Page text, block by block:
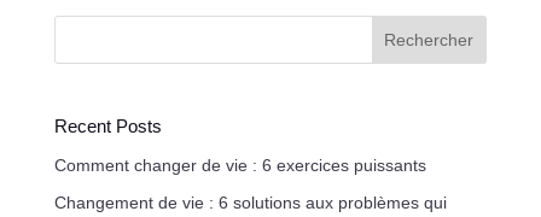
Rechercher
Recent Posts
Comment changer de vie : 6 exercices puissants
Changement de vie : 6 solutions aux problèmes qui